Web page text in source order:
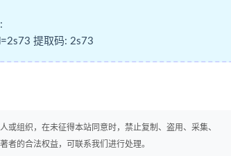
提取码: 2s73
或组织，在未征得本站同意时，禁止复制、盗用、采集、
者的合法权益，可联系我们进行处理。